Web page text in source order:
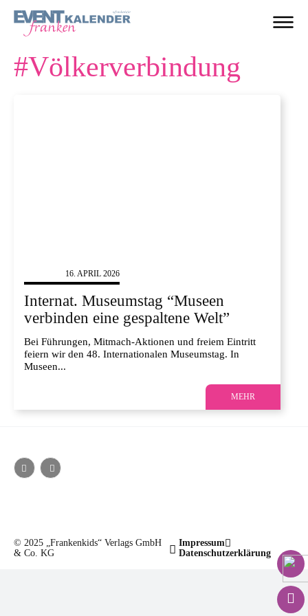
#Völkerverbindung
16. APRIL 2026
Internat. Museumstag “Museen
verbinden eine gespaltene Welt”
Bei Führungen, Mitmach-Aktionen und freiem Eintritt
feiern wir den 48. Internationalen Museumstag. In
Museen...
MEHR
© 2025 „Frankenkids“ Verlags GmbH
& Co. KG
Impressum
Datenschutzerklärung